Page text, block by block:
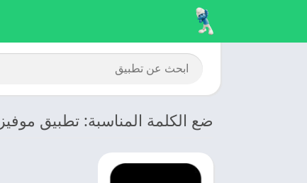
ضع الكلمة المناسبة: تطبيق